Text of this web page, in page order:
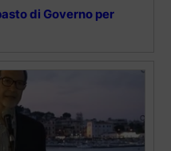
di Governo per